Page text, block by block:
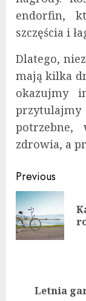
endorfin,
szczęścia i
Dlatego,
mają kilka
okazujmy
zdrowia, a
Continue
Reading
Previous
NextLetnia